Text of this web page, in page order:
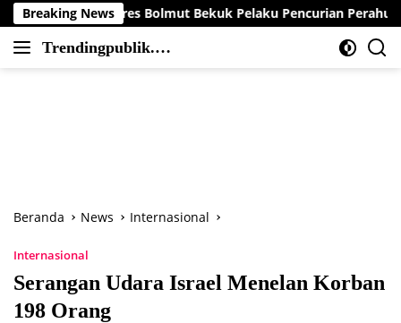
Langsung
ke
konten
Breaking News
Bolmut Bekuk Pelaku Pencurian Perahu di Daerah Buol
Trendingpublik.co
Berita
Beranda News Internasional
Internasional
Serangan Udara Israel Menelan Korban
198 Orang